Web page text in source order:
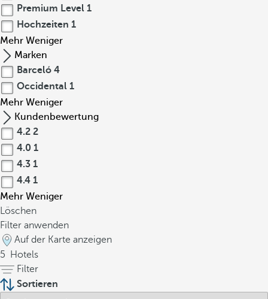
Premium Level 1
Hochzeiten 1
Mehr Weniger
Marken
Barceló 4
Occidental 1
Mehr Weniger
Kundenbewertung
4.2 2
4.0 1
4.3 1
4.4 1
Mehr Weniger
Löschen
Filter anwenden
Auf der Karte anzeigen
5
Hotels
Filter
Sortieren